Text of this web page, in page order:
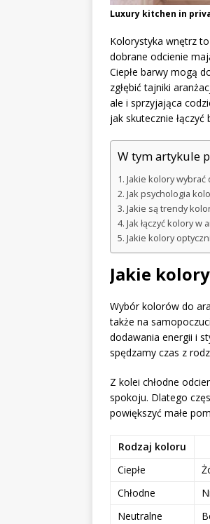
Luxury kitchen in
Kolorystyka wnętrz
dobrane odcienie
Ciepłe barwy mogą
zgłębić tajniki
ale i sprzyjająca
jak skutecznie
W tym artykule
Jakie kolory wybrać
Jak psychologia
Jakie są trendy
Jak łączyć kolory w
Jakie kolory
Jakie
Wybór kolorów do
także na
dodawania energii i
spędzamy czas z
Z kolei chłodne
spokoju. Dlatego
powiększyć małe
Rodzaj koloru
Ciepłe
Chłodne
Neutralne